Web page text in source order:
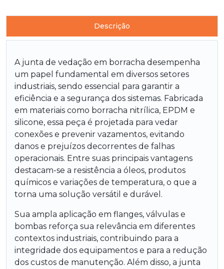
Descrição
A junta de vedação em borracha desempenha
um papel fundamental em diversos setores
industriais, sendo essencial para garantir a
eficiência e a segurança dos sistemas. Fabricada
em materiais como borracha nitrílica, EPDM e
silicone, essa peça é projetada para vedar
conexões e prevenir vazamentos, evitando
danos e prejuízos decorrentes de falhas
operacionais. Entre suas principais vantagens
destacam-se a resistência a óleos, produtos
químicos e variações de temperatura, o que a
torna uma solução versátil e durável.
Sua ampla aplicação em flanges, válvulas e
bombas reforça sua relevância em diferentes
contextos industriais, contribuindo para a
integridade dos equipamentos e para a redução
dos custos de manutenção. Além disso, a junta